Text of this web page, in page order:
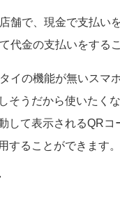
舗で、現金で支払い
代金の支払いをする
イの機能が無いスマ
そうだから使いたく
して表示されるQR
することができます。